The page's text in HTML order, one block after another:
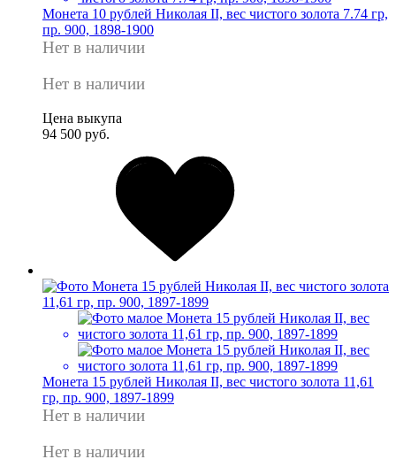
Монета 10 рублей Николая II, вес чистого золота 7.74 гр,
пр. 900, 1898-1900
Нет в наличии
Нет в наличии
Цена выкупа
94 500 руб.
Монета 15 рублей Николая II, вес чистого золота 11,61
гр, пр. 900, 1897-1899
Нет в наличии
Нет в наличии